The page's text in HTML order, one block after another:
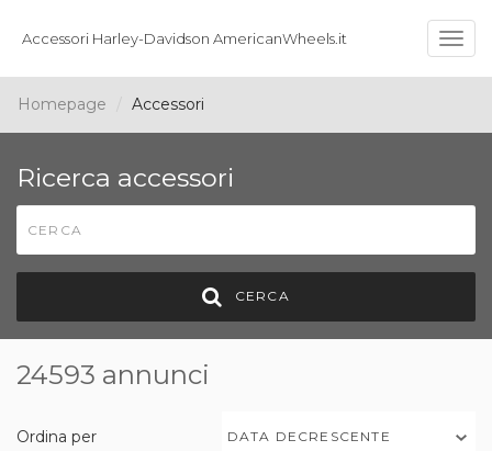
Accessori Harley-Davidson AmericanWheels.it
Homepage Accessori
Ricerca accessori
CERCA
24593 annunci
Ordina per DATA DECRESCENTE